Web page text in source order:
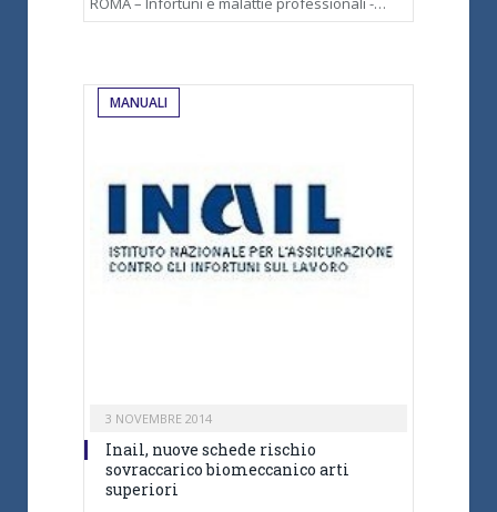
MANUALI
3 NOVEMBRE 2014
Inail, nuove schede rischio
sovraccarico biomeccanico arti
superiori